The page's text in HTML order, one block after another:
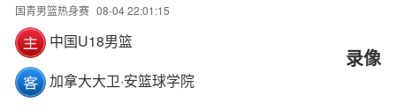
国青男篮热身赛 08-04 22:01:15
中国U18男篮
加拿大大卫·安篮球学院
录像